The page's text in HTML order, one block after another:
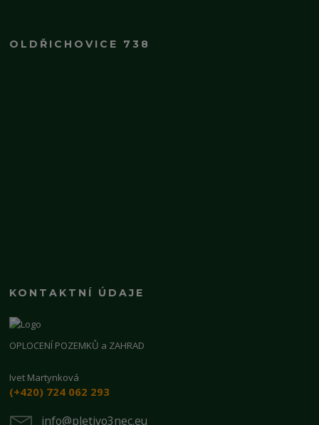
OLDŘICHOVICE 738
KONTAKTNÍ ÚDAJE
OPLOCENÍ POZEMKŮ a ZAHRAD
Ivet Martynková
(+420) 724 062 293
info@pletivo3nec.eu